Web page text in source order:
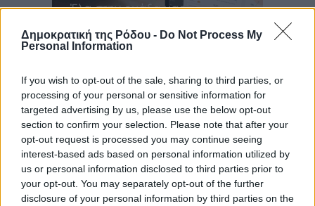
Δημοκρατική της Ρόδου - Do Not Process My
Personal Information
If you wish to opt-out of the sale, sharing to third parties, or
processing of your personal or sensitive information for
targeted advertising by us, please use the below opt-out
section to confirm your selection. Please note that after your
opt-out request is processed you may continue seeing
interest-based ads based on personal information utilized by
us or personal information disclosed to third parties prior to
your opt-out. You may separately opt-out of the further
disclosure of your personal information by third parties on the
Ροή ειδήσεων
Ευρωπαϊκό Πρωτάθλημα Στίβου: Εκτός τελικού η
Μαγκούλια και συνέχειας η Σπανουδάκη
Αθλητικά• πριν 1 λεπτό